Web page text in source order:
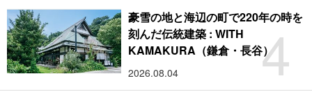
4
豪雪の地と海辺の町で220年の時を
刻んだ伝統建築 : WITH
KAMAKURA（鎌倉・長谷）
2026.08.04